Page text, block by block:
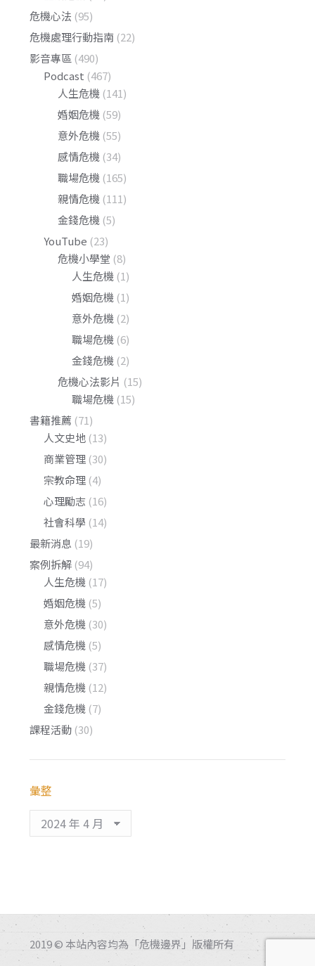
危機心法 (95)
危機處理行動指南 (22)
影音專區 (490)
Podcast (467)
人生危機 (141)
婚姻危機 (59)
意外危機 (55)
感情危機 (34)
職場危機 (165)
親情危機 (111)
金錢危機 (5)
YouTube (23)
危機小學堂 (8)
人生危機 (1)
婚姻危機 (1)
意外危機 (2)
職場危機 (6)
金錢危機 (2)
危機心法影片 (15)
職場危機 (15)
書籍推薦 (71)
人文史地 (13)
商業管理 (30)
宗教命理 (4)
心理勵志 (16)
社會科學 (14)
最新消息 (19)
案例拆解 (94)
人生危機 (17)
婚姻危機 (5)
意外危機 (30)
感情危機 (5)
職場危機 (37)
親情危機 (12)
金錢危機 (7)
課程活動 (30)
彙整
整
2019 © 本站內容均為「危機邊界」版權所有